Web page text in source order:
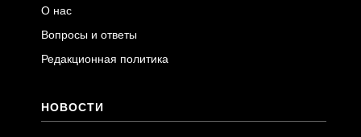
О нас
Вопросы и ответы
Редакционная политика
НОВОСТИ